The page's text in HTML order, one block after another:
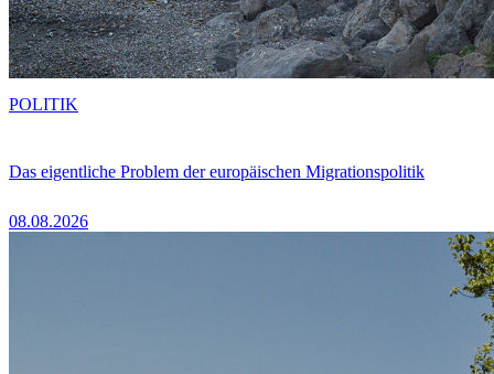
Das eigentliche Problem der europäischen Migrationspolitik
08.08.2026
POLITIK